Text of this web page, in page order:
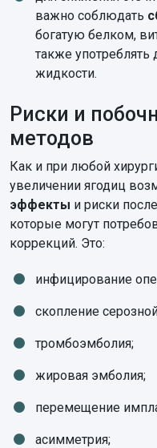
важно соблюдать
богатую белком,
также употреблять
жидкости.
Риски и
методов
Как и при любой
увеличении ягодиц
эффекты и риски
которые могут
коррекций. Это:
инфицирование
скопление
тромбоэмболия;
жировая эмболия;
перемещение
асимметрия;